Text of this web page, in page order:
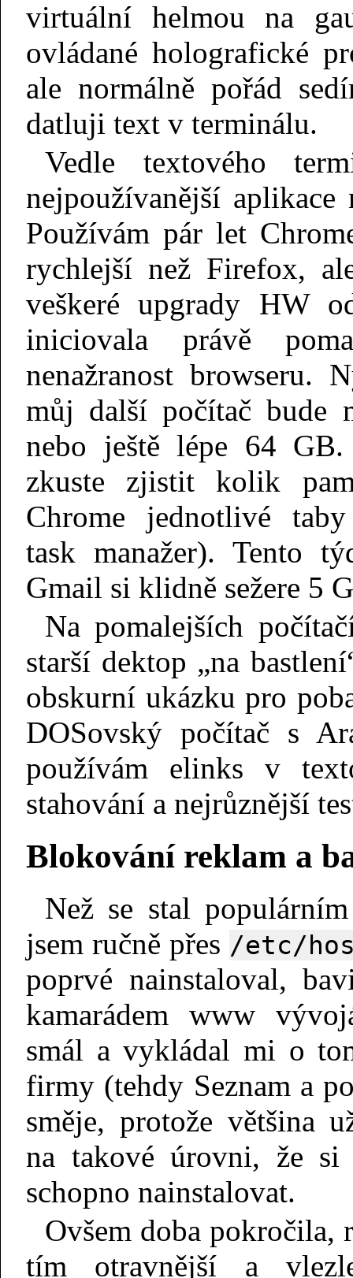
virtuální helmou na
ovládané holografické
ale normálně pořád
datluji text v terminálu.
Vedle textového
nejpoužívanější
Používám pár let
rychlejší než Firefox,
veškeré upgrady HW
iniciovala právě
nenažranost browseru.
můj další počítač bude
nebo ještě lépe 64
zkuste zjistit kolik
Chrome jednotlivé
task manažer). Tento
Gmail si klidně sežere 5
Na pomalejších
starší dektop „na
obskurní ukázku pro
DOSovský počítač s
používám elinks v
stahování a nejrůznější
Blokování reklam a
Než se stal
jsem ručně přes /etc/
poprvé nainstaloval,
kamarádem www
smál a vykládal mi o
firmy (tehdy Seznam a
směje, protože většina
na takové úrovni, že
schopno nainstalovat.
Ovšem doba pokročila,
tím otravnější a